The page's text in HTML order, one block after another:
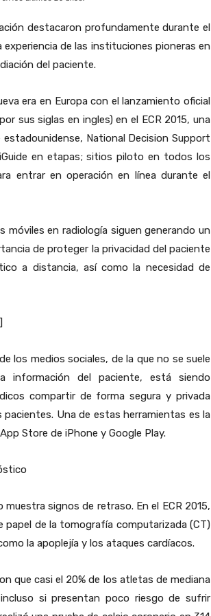
destacaron profundamente durante el
de las instituciones pioneras en
del paciente.
era en Europa con el lanzamiento oficial
sus siglas en ingles) en el ECR 2015, una
National Decision Support
en etapas; sitios piloto en todos los
entrar en operación en línea durante el
en radiología siguen generando un
de proteger la privacidad del paciente
a distancia, así como la necesidad de
los medios sociales, de la que no se suele
información del paciente, está siendo
compartir de forma segura y privada
Una de estas herramientas es la
Store de iPhone y Google Play.
signos de retraso. En el ECR 2015,
de la tomografía computarizada (CT)
la apoplejía y los ataques cardíacos.
que casi el 20% de los atletas de mediana
si presentan poco riesgo de sufrir